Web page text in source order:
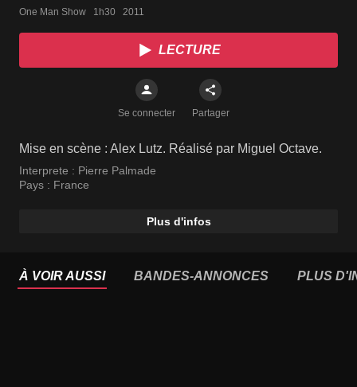
One Man Show   1h30   2011
LECTURE
Se connecter Partager
Mise en scène : Alex Lutz. Réalisé par Miguel Octave.
Interprete : Pierre Palmade
Pays : France
Plus d'infos
À VOIR AUSSI BANDES-ANNONCES PLUS